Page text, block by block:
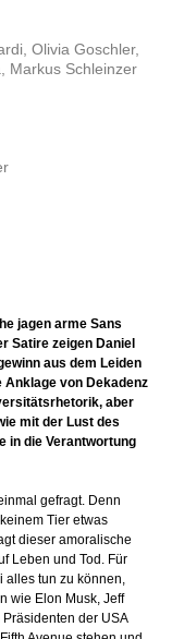
Olivia Goschler,
Markus Schleinzer
jagen arme Sans
Satire zeigen Daniel
aus dem Leiden
von Dekadenz
aber
mit der Lust des
in die Verantwortung
gefragt. Denn
Tier etwas
dieser amoralische
Leben und Tod. Für
alles tun zu können,
wie Elon Musk, Jeff
der USA